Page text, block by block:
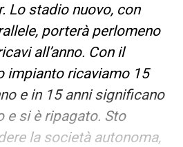
Lo stadio nuovo, con
porterà perlomeno
all’anno. Con il
impianto ricaviamo 15
e in 15 anni significano
e si è ripagato. Sto
la società autonoma,